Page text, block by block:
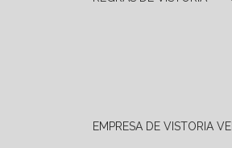
EMPRESA DE VISTORIA